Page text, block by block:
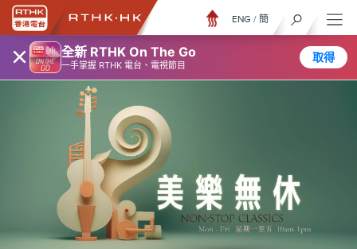
× 全新 RTHK On The Go
一手掌握 RTHK 電台、電視節目
取得
ENG / 簡